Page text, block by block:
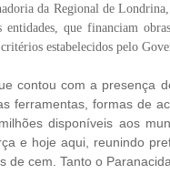
da Regional de
entidades, que financiam
estabelecidos pelo
contou com a presença
ferramentas, formas de
disponíveis aos
e hoje aqui, reunindo
de cem. Tanto o